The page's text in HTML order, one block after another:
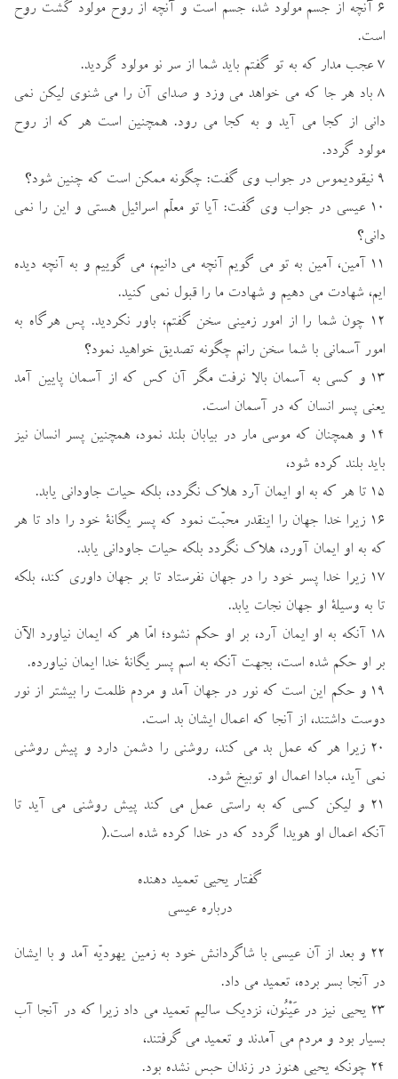
۶ آنچه از جسم مولود شد، جسم است و آنچه از روح مولود گشت روح
است.
۷ عجب مدار كه به تو گفتم بايد شما از سر نو مولود گرديد.
۸ باد هر جا كه مي خواهد مي وزد و صداي آن را مي شنوي ليكن نمي
داني از كجا مي آيد و به كجا مي رود. همچنين است هر كه از روح
مولود گردد.
۹ نيقوديموس در جواب وي گفت: چگونه ممكن است كه چنين شود؟
۱۰ عيسي در جواب وي گفت: آيا تو معلّم اسرائيل هستي و اين را نمي
داني؟
۱۱ آمين، آمين به تو مي گويم آنچه مي دانيم، مي گوييم و به آنچه ديده
ايم، شهادت مي دهيم و شهادت ما را قبول نمي كنيد.
۱۲ چون شما را از امور زميني سخن گفتم، باور نكرديد. پس هرگاه به
امور آسماني با شما سخن رانم چگونه تصديق خواهيد نمود؟
۱۳ و كسي به آسمان بالا نرفت مگر آن كس كه از آسمان پايين آمد
يعني پسر انسان كه در آسمان است.
۱۴ و همچنان كه موسي مار در بيابان بلند نمود، همچنين پسر انسان نيز
بايد بلند كرده شود،
۱۵ تا هر كه به او ايمان آرد هلاك نگردد، بلكه حيات جاوداني يابد.
۱۶ زيرا خدا جهان را اينقدر محبّت نمود كه پسر يگانة خود را داد تا هر
كه به او ايمان آورد، هلاك نگردد بلكه حيات جاوداني يابد.
۱۷ زيرا خدا پسر خود را در جهان نفرستاد تا بر جهان داوري كند، بلكه
تا به وسيلة او جهان نجات يابد.
۱۸ آنكه به او ايمان آرد، بر او حكم نشود؛ امّا هر كه ايمان نياورد الآن
بر او حكم شده است، بجهت آنكه به اسم پسر يگانة خدا ايمان نياورده.
۱۹ و حكم اين است كه نور در جهان آمد و مردم ظلمت را بيشتر از نور
دوست داشتند، از آنجا كه اعمال ايشان بد است.
۲۰ زيرا هر كه عمل بد مي كند، روشني را دشمن دارد و پيش روشني
نمي آيد، مبادا اعمال او توبيخ شود.
۲۱ و ليكن كسي كه به راستي عمل مي كند پيش روشني مي آيد تا
آنكه اعمال او هويدا گردد كه در خدا كرده شده است.(
گفتار يحيي تعميد دهنده
درباره عيسي
۲۲ و بعد از آن عيسي با شاگردانش خود به زمين يهوديّه آمد و با ايشان
در آنجا بسر برده، تعميد مي داد.
۲۳ يحيي نيز در عَيْنُون، نزديك ساليم تعميد مي داد زيرا كه در آنجا آب
بسيار بود و مردم مي آمدند و تعميد مي گرفتند،
۲۴ چونكه يحيي هنوز در زندان حبس نشده بود.